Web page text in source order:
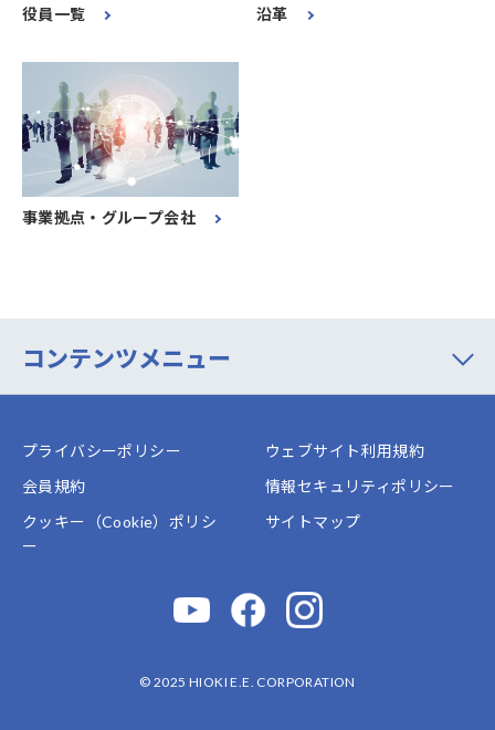
役員一覧 沿革
事業拠点・グループ会社
コンテンツメニュー
プライバシーポリシー
ウェブサイト利用規約
会員規約
情報セキュリティポリシー
クッキー（Cookie）ポリシ
ー
サイトマップ
© 2025 HIOKI E.E. CORPORATION